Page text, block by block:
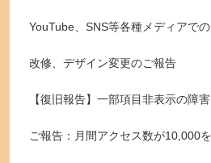
YouTube、SNS等各種メディアで
改修、デザイン変更のご報告
【復旧報告】一部項目非表示の障
ご報告：月間アクセス数が10,000を